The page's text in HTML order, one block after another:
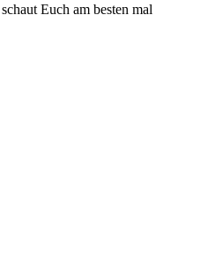
Euch am besten mal